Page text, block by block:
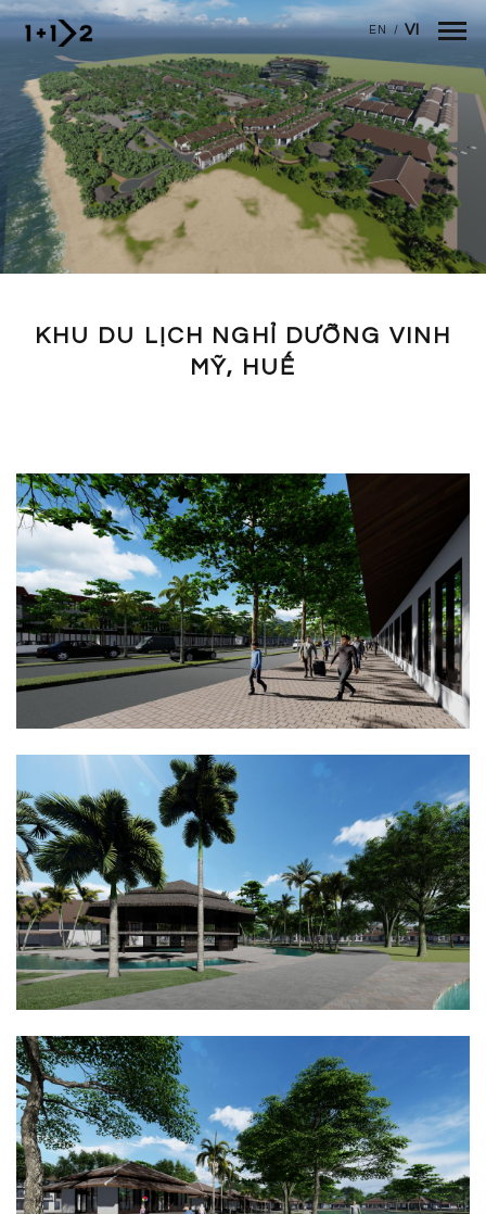
Nhảy đến nội dung
EN / VI
KHU DU LỊCH NGHỈ DƯỠNG VINH
MỸ, HUẾ